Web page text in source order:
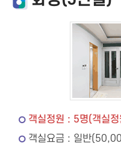
객실정원 : 5명(객실
객실요금 : 일반